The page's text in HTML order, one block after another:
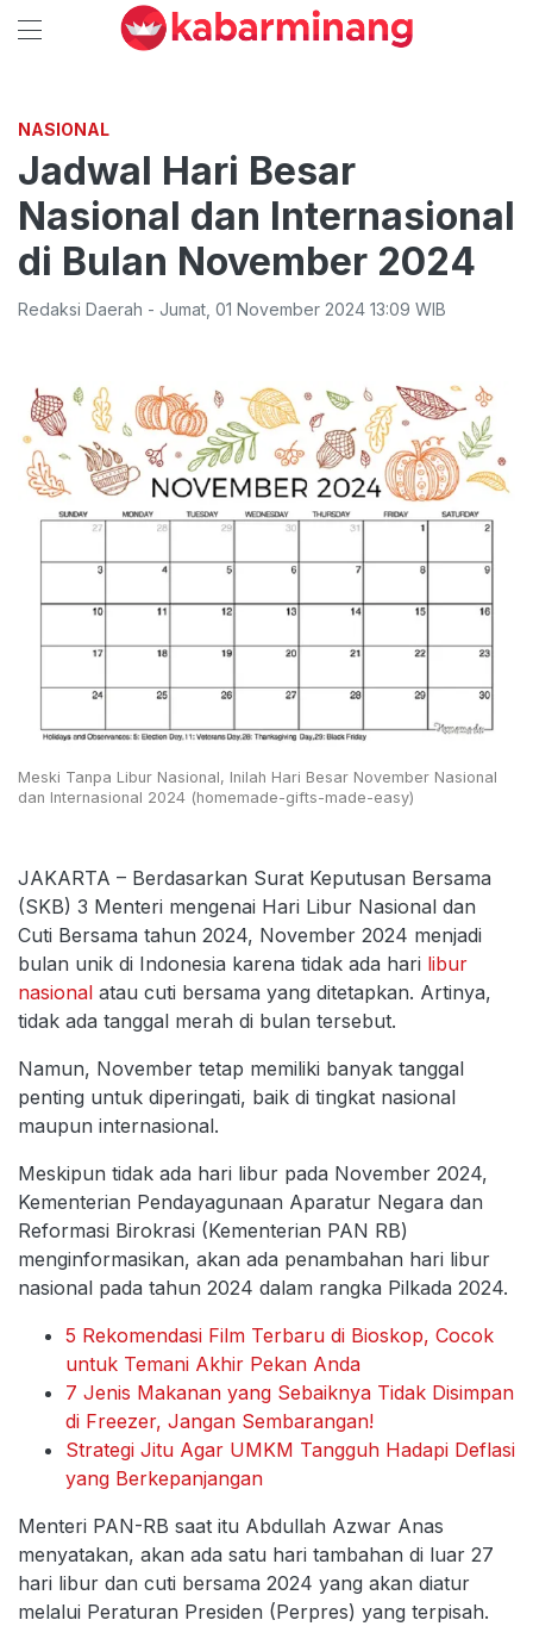
NASIONAL
Jadwal Hari Besar
Nasional dan Internasional
di Bulan November 2024
Redaksi Daerah - Jumat 01 November 2024 13:09 WIB
Meski Tanpa Libur Nasional, Inilah Hari Besar November Nasional
dan Internasional 2024 (homemade-gifts-made-easy)
JAKARTA – Berdasarkan Surat Keputusan Bersama
(SKB) 3 Menteri mengenai Hari Libur Nasional dan
Cuti Bersama tahun 2024, November 2024 menjadi
bulan unik di Indonesia karena tidak ada hari libur
nasional atau cuti bersama yang ditetapkan. Artinya,
tidak ada tanggal merah di bulan tersebut.
Namun, November tetap memiliki banyak tanggal
penting untuk diperingati, baik di tingkat nasional
maupun internasional.
Meskipun tidak ada hari libur pada November 2024,
Kementerian Pendayagunaan Aparatur Negara dan
Reformasi Birokrasi (Kementerian PAN RB)
menginformasikan, akan ada penambahan hari libur
nasional pada tahun 2024 dalam rangka Pilkada 2024.
5 Rekomendasi Film Terbaru di Bioskop, Cocok
untuk Temani Akhir Pekan Anda
7 Jenis Makanan yang Sebaiknya Tidak Disimpan
di Freezer, Jangan Sembarangan!
Strategi Jitu Agar UMKM Tangguh Hadapi Deflasi
yang Berkepanjangan
Menteri PAN-RB saat itu Abdullah Azwar Anas
menyatakan, akan ada satu hari tambahan di luar 27
hari libur dan cuti bersama 2024 yang akan diatur
melalui Peraturan Presiden (Perpres) yang terpisah.